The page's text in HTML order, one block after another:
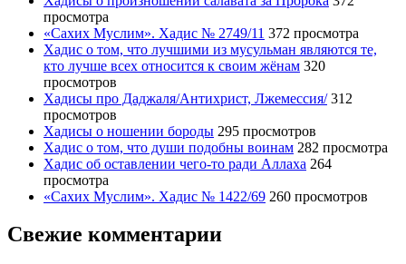
просмотра
«Сахих Муслим». Хадис № 2749/11 372 просмотра
Хадис о том, что лучшими из мусульман являются те,
кто лучше всех относится к своим жёнам 320
просмотров
Хадисы про Даджаля/Антихрист, Лжемессия/ 312
просмотров
Хадисы о ношении бороды 295 просмотров
Хадис о том, что души подобны воинам 282 просмотра
Хадис об оставлении чего-то ради Аллаха 264
просмотра
«Сахих Муслим». Хадис № 1422/69 260 просмотров
Свежие комментарии